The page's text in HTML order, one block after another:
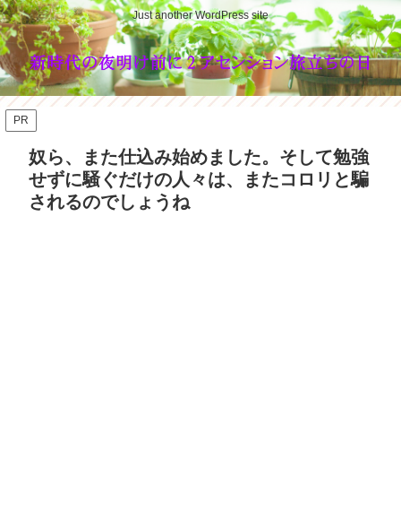
Just another WordPress site
PR
奴ら、また仕込み始めました。そして勉強
せずに騒ぐだけの人々は、またコロリと騙
されるのでしょうね